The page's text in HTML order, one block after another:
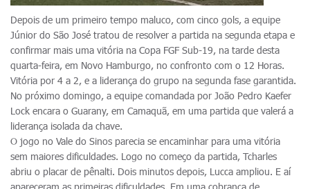
Depois de um primeiro tempo maluco, com cinco gols, a equipe
Júnior do São José tratou de resolver a partida na segunda etapa e
confirmar mais uma vitória na Copa FGF Sub-19, na tarde desta
quarta-feira, em Novo Hamburgo, no confronto com o 12 Horas.
Vitória por 4 a 2, e a liderança do grupo na segunda fase garantida.
No próximo domingo, a equipe comandada por João Pedro Kaefer
Lock encara o Guarany, em Camaquã, em uma partida que valerá a
liderança isolada da chave.
O jogo no Vale do Sinos parecia se encaminhar para uma vitória
sem maiores dificuldades. Logo no começo da partida, Tcharles
abriu o placar de pênalti. Dois minutos depois, Lucca ampliou. E aí
apareceram as primeiras dificuldades. Em uma cobrança de